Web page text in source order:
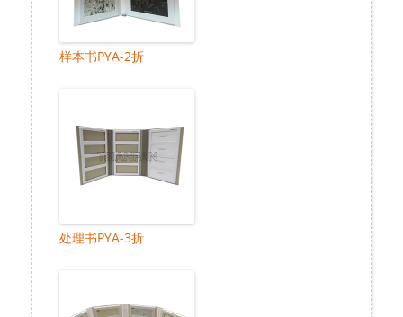
样本书PYA-2折
处理书PYA-3折